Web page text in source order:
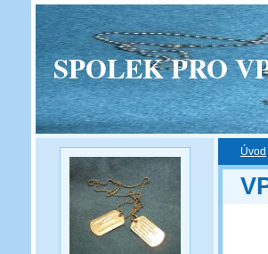
SPOLEK PRO
Úvod